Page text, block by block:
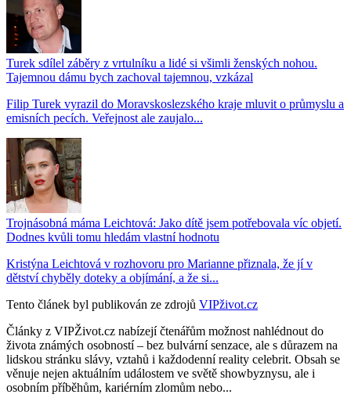
Turek sdílel záběry z vrtulníku a lidé si všimli ženských nohou.
Tajemnou dámu bych zachoval tajemnou, vzkázal
Filip Turek vyrazil do Moravskoslezského kraje mluvit o průmyslu a
emisních pecích. Veřejnost ale zaujalo...
Trojnásobná máma Leichtová: Jako dítě jsem potřebovala víc objetí.
Dodnes kvůli tomu hledám vlastní hodnotu
Kristýna Leichtová v rozhovoru pro Marianne přiznala, že jí v
dětství chyběly doteky a objímání, a že si...
Tento článek byl publikován ze zdrojů VIPživot.cz
Články z VIPŽivot.cz nabízejí čtenářům možnost nahlédnout do
života známých osobností – bez bulvární senzace, ale s důrazem na
lidskou stránku slávy, vztahů i každodenní reality celebrit. Obsah se
věnuje nejen aktuálním událostem ve světě showbyznysu, ale i
osobním příběhům, kariérním zlomům nebo...